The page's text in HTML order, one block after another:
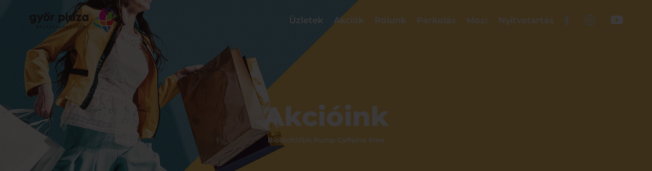
Üzletek Akciók Rólunk Parkolás Mozi Nyitvatartás
Akcióink
BioTechUSA: Pump Caffeine Free